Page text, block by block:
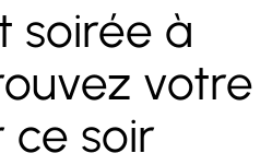
soirée à
votre
ce soir